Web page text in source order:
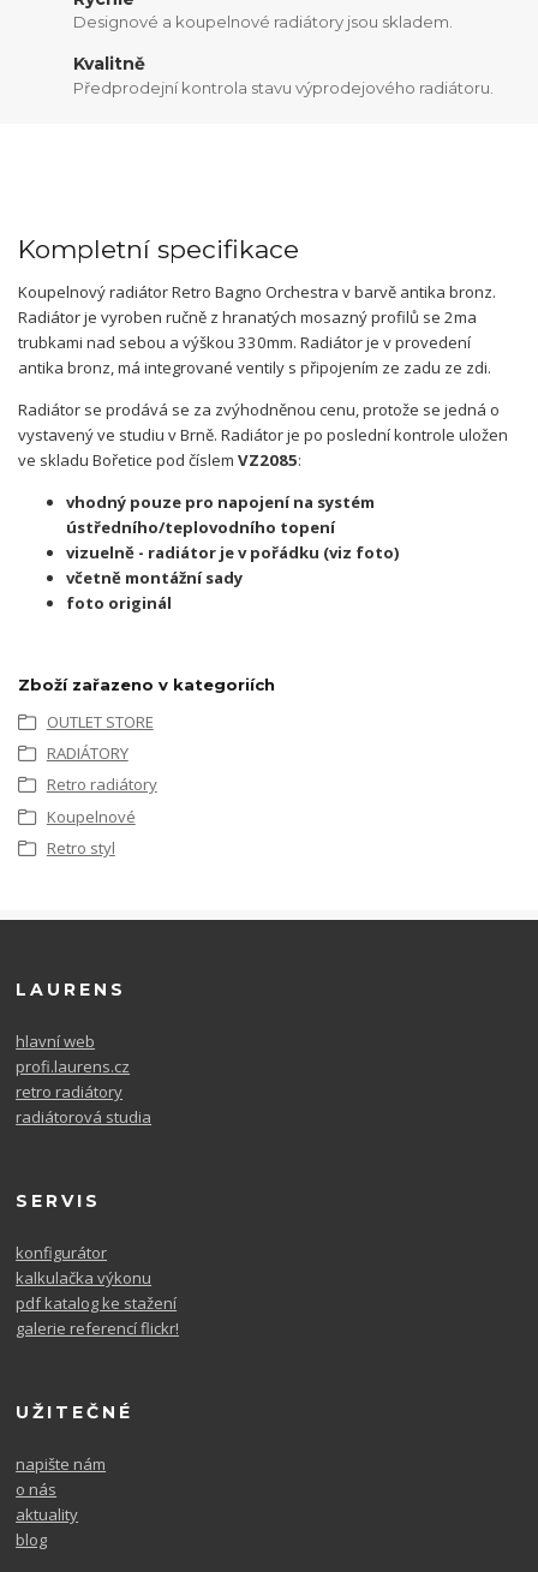
Designové a koupelnové radiátory jsou skladem.
Kvalitně
Předprodejní kontrola stavu výprodejového radiátoru.
Kompletní specifikace
Koupelnový radiátor Retro Bagno Orchestra v barvě antika bronz.
Radiátor je vyroben ručně z hranatých mosazný profilů se 2ma
trubkami nad sebou a výškou 330mm. Radiátor je v provedení
antika bronz, má integrované ventily s připojením ze zadu ze zdi.
Radiátor se prodává se za zvýhodněnou cenu, protože se jedná o
vystavený ve studiu v Brně. Radiátor je po poslední kontrole uložen
ve skladu Bořetice pod číslem VZ2085:
vhodný pouze pro napojení na systém
ústředního/teplovodního topení
vizuelně - radiátor je v pořádku (viz foto)
včetně montážní sady
foto originál
Zboží zařazeno v kategoriích
OUTLET STORE
RADIÁTORY
Retro radiátory
Koupelnové
Retro styl
LAURENS
hlavní web
profi.laurens.cz
retro radiátory
radiátorová studia
SERVIS
konfigurátor
kalkulačka výkonu
pdf katalog ke stažení
galerie referencí flickr!
UŽITEČNÉ
napište nám
o nás
aktuality
blog